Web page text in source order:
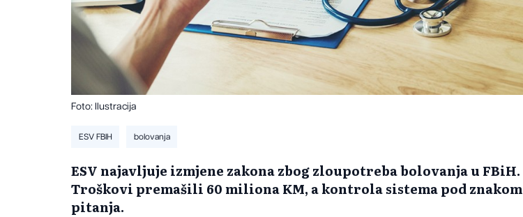
Foto: Ilustracija
ESV FBIH bolovanja
ESV najavljuje izmjene zakona zbog zloupotreba bolovanja u FBiH.
Troškovi premašili 60 miliona KM, a kontrola sistema pod znakom
pitanja.